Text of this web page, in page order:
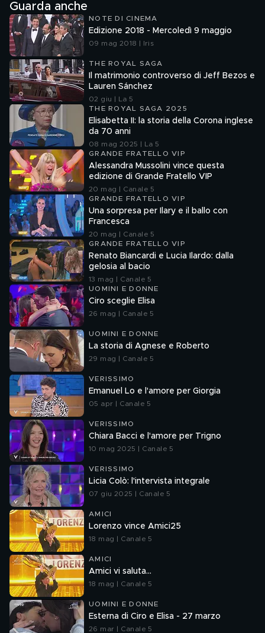
Guarda anche
NOTE DI CINEMA
Edizione 2018 - Mercoledì 9 maggio
09 mag 2018 | Iris
THE ROYAL SAGA
Il matrimonio controverso di Jeff Bezos e
Lauren Sánchez
02 giu | La 5
THE ROYAL SAGA 2025
Elisabetta II: la storia della Corona inglese
da 70 anni
08 mag 2025 | La 5
GRANDE FRATELLO VIP
Alessandra Mussolini vince questa
edizione di Grande Fratello VIP
20 mag | Canale 5
GRANDE FRATELLO VIP
Una sorpresa per Ilary e il ballo con
Francesca
20 mag | Canale 5
GRANDE FRATELLO VIP
Renato Biancardi e Lucia Ilardo: dalla
gelosia al bacio
13 mag | Canale 5
UOMINI E DONNE
Ciro sceglie Elisa
26 mag | Canale 5
UOMINI E DONNE
La storia di Agnese e Roberto
29 mag | Canale 5
VERISSIMO
Emanuel Lo e l'amore per Giorgia
05 apr | Canale 5
VERISSIMO
Chiara Bacci e l'amore per Trigno
10 mag 2025 | Canale 5
VERISSIMO
Licia Colò: l'intervista integrale
07 giu 2025 | Canale 5
AMICI
Lorenzo vince Amici25
18 mag | Canale 5
AMICI
Amici vi saluta...
18 mag | Canale 5
UOMINI E DONNE
Esterna di Ciro e Elisa - 27 marzo
26 mar | Canale 5